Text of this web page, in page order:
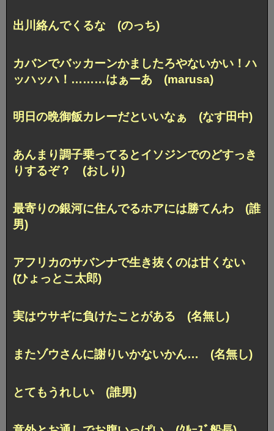
出川絡んでくるな (のっち)
カバンでバッカーンかましたろやないかい！ハ
ッハッハ！………はぁーあ (marusa)
明日の晩御飯カレーだといいなぁ (なす田中)
あんまり調子乗ってるとイソジンでのどすっき
りするぞ？ (おしり)
最寄りの銀河に住んでるホアには勝てんわ (誰
男)
アフリカのサバンナで生き抜くのは甘くない
(ひょっとこ太郎)
実はウサギに負けたことがある (名無し)
またゾウさんに謝りいかないかん… (名無し)
とてもうれしい (誰男)